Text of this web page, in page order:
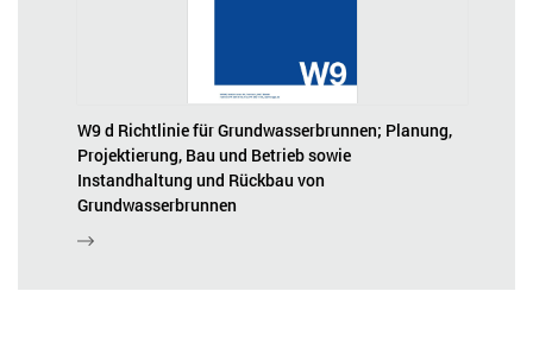
W9 d Richtlinie für Grundwasserbrunnen; Planung,
Projektierung, Bau und Betrieb sowie
Instandhaltung und Rückbau von
Grundwasserbrunnen